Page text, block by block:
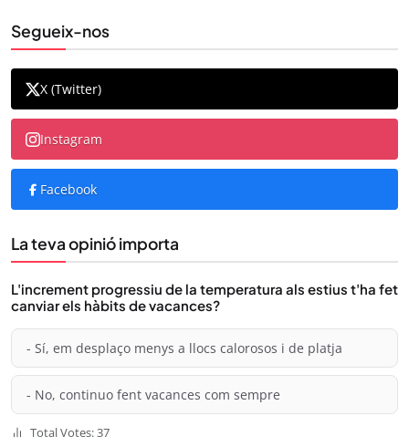
Segueix-nos
X (Twitter)
Instagram
Facebook
La teva opinió importa
L'increment progressiu de la temperatura als estius t'ha fet
canviar els hàbits de vacances?
- Sí, em desplaço menys a llocs calorosos i de platja
- No, continuo fent vacances com sempre
Total Votes: 37